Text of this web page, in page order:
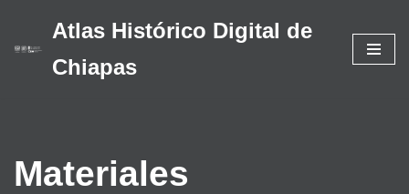
Saltar
Atlas Histórico Digital de
Chiapas
Materiales